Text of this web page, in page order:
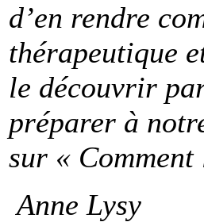
d’en rendre
thérapeutique
le découvrir
préparer à
sur «
Anne Lysy